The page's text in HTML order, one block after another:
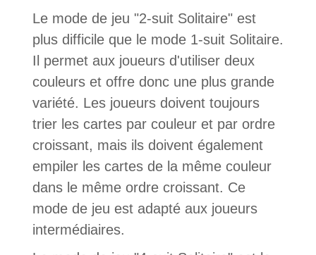
Le mode de jeu "2-suit Solitaire" est
plus difficile que le mode 1-suit Solitaire.
Il permet aux joueurs d'utiliser deux
couleurs et offre donc une plus grande
variété. Les joueurs doivent toujours
trier les cartes par couleur et par ordre
croissant, mais ils doivent également
empiler les cartes de la même couleur
dans le même ordre croissant. Ce
mode de jeu est adapté aux joueurs
intermédiaires.